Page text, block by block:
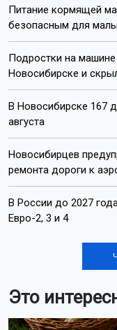
Питание кормящей
безопасным для
Подростки на
Новосибирске и
В Новосибирске 167
августа
Новосибирцев
ремонта дороги к
В России до 2027
Евро-2, 3 и 4
Это